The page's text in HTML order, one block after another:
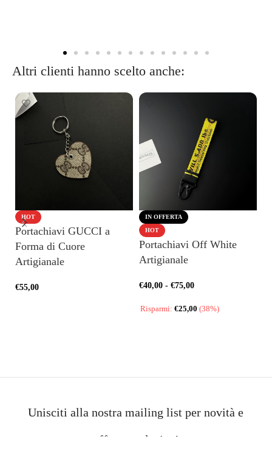
Altri clienti hanno scelto anche:
HOT
Portachiavi GUCCI a
Forma di Cuore
Artigianale
€55,00
IN OFFERTA
HOT
Portachiavi Off White
Artigianale
€40,00 - €75,00
Risparmi: €25,00 (38%)
Unisciti alla nostra mailing list per novità e
offerte esclusive!